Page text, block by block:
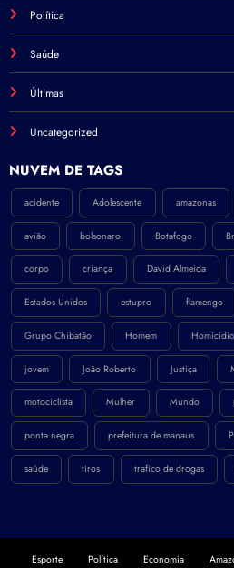
Política
Saúde
Últimas
Uncategorized
NÚVEM DE TAGS
acidente Adolescente amazonas
avião bolsonaro Botafogo
corpo criança David Almeida
Estados Unidos estupro flamengo
Grupo Chibatão Homem Homicidio
jovem João Roberto Justiça
motociclista Mulher Mundo
ponta negra prefeitura de manaus
saúde tiros trafico de drogas
Esporte Política Economia